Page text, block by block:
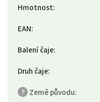
Hmotnost:
EAN:
Balení čaje:
Druh čaje:
? Země původu: